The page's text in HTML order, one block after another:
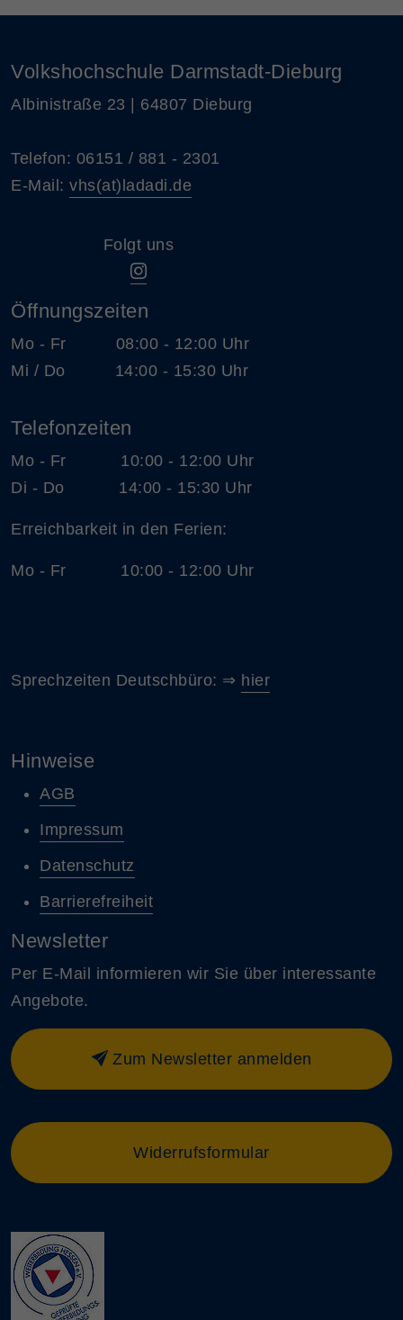
Volkshochschule Darmstadt-Dieburg
Albinistraße 23 | 64807 Dieburg
Telefon: 06151 / 881 - 2301
E-Mail: vhs(at)ladadi.de
Folgt uns
Öffnungszeiten
Mo - Fr 08:00 - 12:00 Uhr
Mi / Do 14:00 - 15:30 Uhr
Telefonzeiten
Mo - Fr 10:00 - 12:00 Uhr
Di - Do 14:00 - 15:30 Uhr
Erreichbarkeit in den Ferien:
Mo - Fr 10:00 - 12:00 Uhr
Sprechzeiten Deutschbüro: ⇒ hier
Hinweise
AGB
Impressum
Datenschutz
Barrierefreiheit
Newsletter
Per E-Mail informieren wir Sie über interessante
Angebote.
Zum Newsletter anmelden
Widerrufsformular